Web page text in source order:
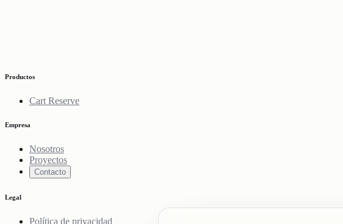
Productos
Cart Reserve
Empresa
Nosotros
Proyectos
Contacto
Legal
Política de privacidad